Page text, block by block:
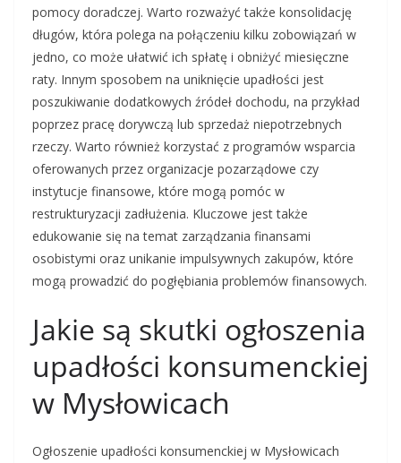
pomocy doradczej. Warto rozważyć także konsolidację
długów, która polega na połączeniu kilku zobowiązań w
jedno, co może ułatwić ich spłatę i obniżyć miesięczne
raty. Innym sposobem na uniknięcie upadłości jest
poszukiwanie dodatkowych źródeł dochodu, na przykład
poprzez pracę dorywczą lub sprzedaż niepotrzebnych
rzeczy. Warto również korzystać z programów wsparcia
oferowanych przez organizacje pozarządowe czy
instytucje finansowe, które mogą pomóc w
restrukturyzacji zadłużenia. Kluczowe jest także
edukowanie się na temat zarządzania finansami
osobistymi oraz unikanie impulsywnych zakupów, które
mogą prowadzić do pogłębiania problemów finansowych.
Jakie są skutki ogłoszenia
upadłości konsumenckiej
w Mysłowicach
Ogłoszenie upadłości konsumenckiej w Mysłowicach